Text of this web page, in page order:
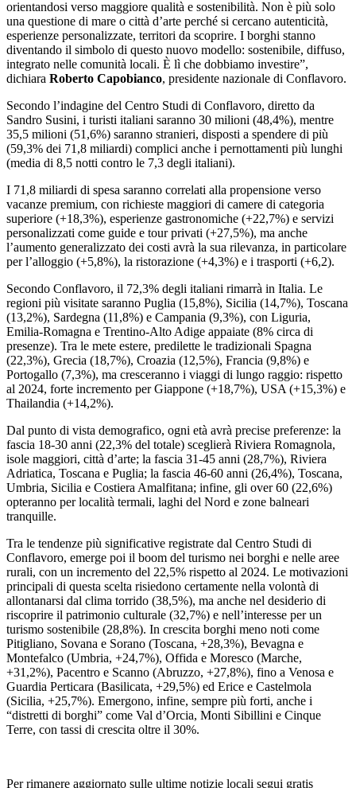
orientandosi verso maggiore qualità e sostenibilità. Non è più solo
una questione di mare o città d’arte perché si cercano autenticità,
esperienze personalizzate, territori da scoprire. I borghi stanno
diventando il simbolo di questo nuovo modello: sostenibile, diffuso,
integrato nelle comunità locali. È lì che dobbiamo investire”,
dichiara Roberto Capobianco, presidente nazionale di Conflavoro.
Secondo l’indagine del Centro Studi di Conflavoro, diretto da
Sandro Susini, i turisti italiani saranno 30 milioni (48,4%), mentre
35,5 milioni (51,6%) saranno stranieri, disposti a spendere di più
(59,3% dei 71,8 miliardi) complici anche i pernottamenti più lunghi
(media di 8,5 notti contro le 7,3 degli italiani).
I 71,8 miliardi di spesa saranno correlati alla propensione verso
vacanze premium, con richieste maggiori di camere di categoria
superiore (+18,3%), esperienze gastronomiche (+22,7%) e servizi
personalizzati come guide e tour privati (+27,5%), ma anche
l’aumento generalizzato dei costi avrà la sua rilevanza, in particolare
per l’alloggio (+5,8%), la ristorazione (+4,3%) e i trasporti (+6,2).
Secondo Conflavoro, il 72,3% degli italiani rimarrà in Italia. Le
regioni più visitate saranno Puglia (15,8%), Sicilia (14,7%), Toscana
(13,2%), Sardegna (11,8%) e Campania (9,3%), con Liguria,
Emilia-Romagna e Trentino-Alto Adige appaiate (8% circa di
presenze). Tra le mete estere, predilette le tradizionali Spagna
(22,3%), Grecia (18,7%), Croazia (12,5%), Francia (9,8%) e
Portogallo (7,3%), ma cresceranno i viaggi di lungo raggio: rispetto
al 2024, forte incremento per Giappone (+18,7%), USA (+15,3%) e
Thailandia (+14,2%).
Dal punto di vista demografico, ogni età avrà precise preferenze: la
fascia 18-30 anni (22,3% del totale) sceglierà Riviera Romagnola,
isole maggiori, città d’arte; la fascia 31-45 anni (28,7%), Riviera
Adriatica, Toscana e Puglia; la fascia 46-60 anni (26,4%), Toscana,
Umbria, Sicilia e Costiera Amalfitana; infine, gli over 60 (22,6%)
opteranno per località termali, laghi del Nord e zone balneari
tranquille.
Tra le tendenze più significative registrate dal Centro Studi di
Conflavoro, emerge poi il boom del turismo nei borghi e nelle aree
rurali, con un incremento del 22,5% rispetto al 2024. Le motivazioni
principali di questa scelta risiedono certamente nella volontà di
allontanarsi dal clima torrido (38,5%), ma anche nel desiderio di
riscoprire il patrimonio culturale (32,7%) e nell’interesse per un
turismo sostenibile (28,8%). In crescita borghi meno noti come
Pitigliano, Sovana e Sorano (Toscana, +28,3%), Bevagna e
Montefalco (Umbria, +24,7%), Offida e Moresco (Marche,
+31,2%), Pacentro e Scanno (Abruzzo, +27,8%), fino a Venosa e
Guardia Perticara (Basilicata, +29,5%) ed Erice e Castelmola
(Sicilia, +25,7%). Emergono, infine, sempre più forti, anche i
“distretti di borghi” come Val d’Orcia, Monti Sibillini e Cinque
Terre, con tassi di crescita oltre il 30%.
Per rimanere aggiornato sulle ultime notizie locali segui gratis